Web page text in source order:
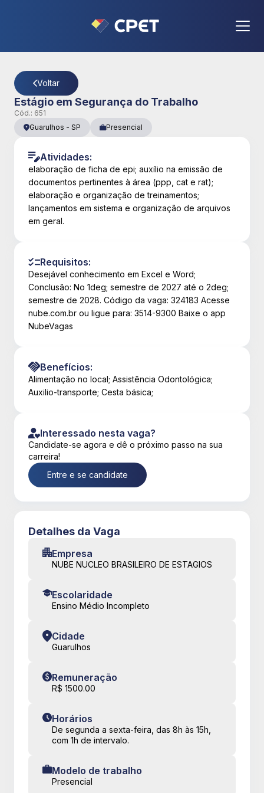
Voltar
Estágio em Segurança do Trabalho
Cód.: 651
Guarulhos - SP Presencial
Atividades:
elaboração de ficha de epi; auxílio na emissão de
documentos pertinentes à área (ppp, cat e rat);
elaboração e organização de treinamentos;
lançamentos em sistema e organização de arquivos
em geral.
Requisitos:
Desejável conhecimento em Excel e Word;
Conclusão: No 1deg; semestre de 2027 até o 2deg;
semestre de 2028. Código da vaga: 324183 Acesse
nube.com.br ou ligue para: 3514-9300 Baixe o app
NubeVagas
Benefícios:
Alimentação no local; Assistência Odontológica;
Auxilio-transporte; Cesta básica;
Interessado nesta vaga?
Candidate-se agora e dê o próximo passo na sua
carreira!
Entre e se candidate
Detalhes da Vaga
Empresa
NUBE NUCLEO BRASILEIRO DE ESTAGIOS
Escolaridade
Ensino Médio Incompleto
Cidade
Guarulhos
Remuneração
R$ 1500.00
Horários
De segunda a sexta-feira, das 8h às 15h,
com 1h de intervalo.
Modelo de trabalho
Presencial